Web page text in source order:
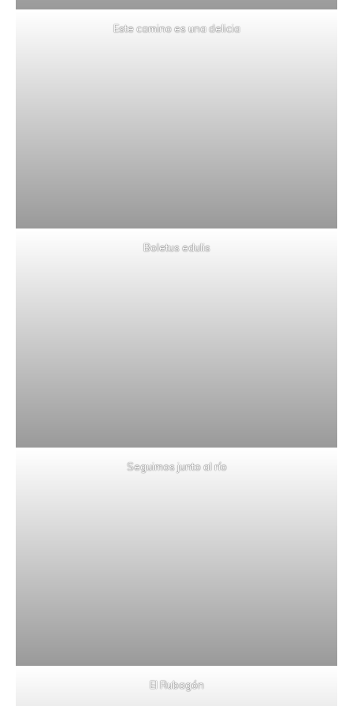
Este camino es una delicia
Boletus edulis
Seguimos junto al río
El Rubagón